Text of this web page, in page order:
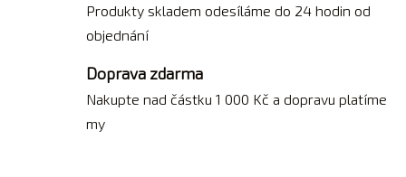
Produkty skladem odesíláme do 24 hodin od
objednání
Doprava zdarma
Nakupte nad částku 1 000 Kč a dopravu platíme
my